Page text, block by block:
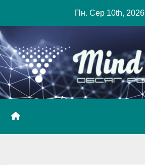
content
Пн. Сер 10th, 2026